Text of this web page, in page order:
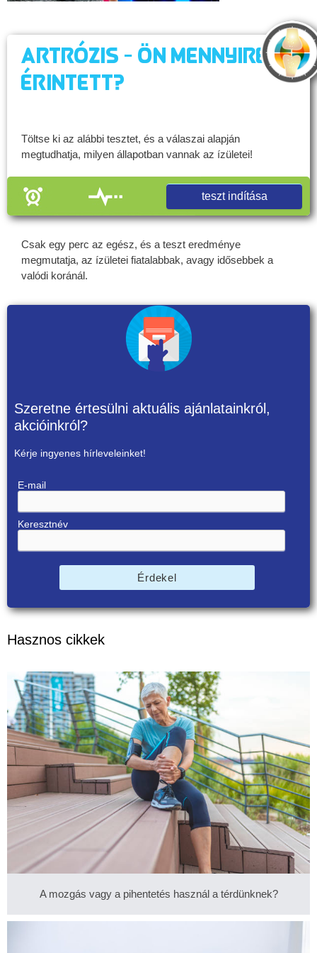
Artrózis - Ön mennyire
érintett?
Töltse ki az alábbi tesztet, és a válaszai alapján
megtudhatja, milyen állapotban vannak az ízületei!
teszt indítása
Csak egy perc az egész, és a teszt eredménye
megmutatja, az ízületei fiatalabbak, avagy idősebbek a
valódi koránál.
Szeretne értesülni aktuális ajánlatainkról,
akcióinkról?
Kérje ingyenes hírleveleinket!
E-mail
Keresztnév
Érdekel
Hasznos cikkek
A mozgás vagy a pihentetés használ a térdünknek?